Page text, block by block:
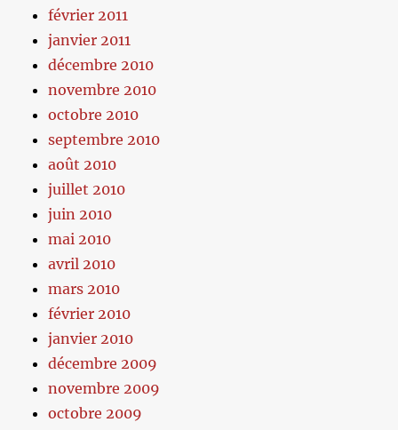
février 2011
janvier 2011
décembre 2010
novembre 2010
octobre 2010
septembre 2010
août 2010
juillet 2010
juin 2010
mai 2010
avril 2010
mars 2010
février 2010
janvier 2010
décembre 2009
novembre 2009
octobre 2009